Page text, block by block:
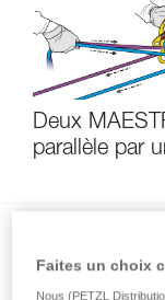
Deux
parallèle par
Faites un choix
Nous (PETZL